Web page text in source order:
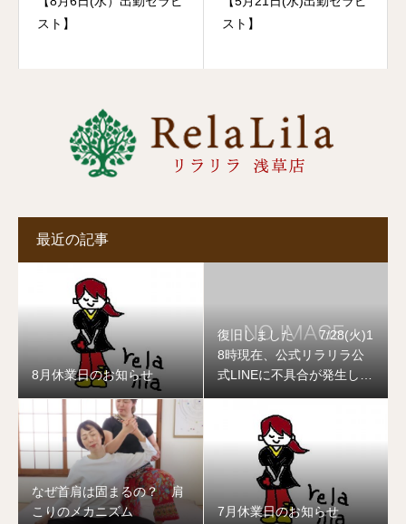
スト】
スト】
最近の記事
8月休業日のお知らせ
復旧しました 7/28(火)1
8時現在、公式リラリラ公
式LINEに不具合が発生して
なぜ首肩は固まるの？ 肩
こりのメカニズム
7月休業日のお知らせ